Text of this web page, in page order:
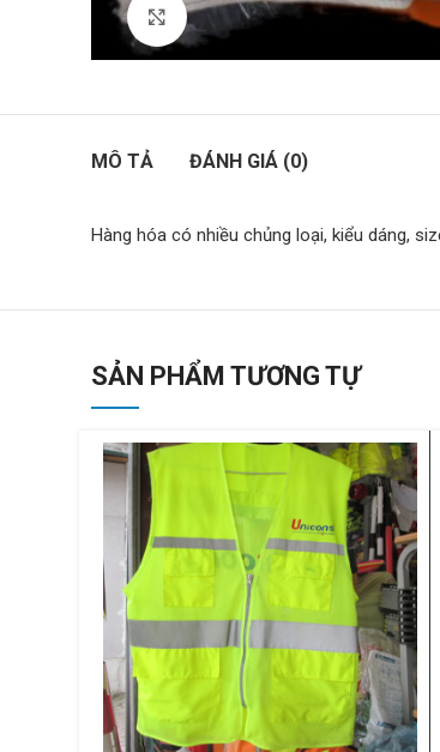
Click to enlarge
MÔ TẢ ĐÁNH GIÁ (0)
Hàng hóa có nhiều chủng loại, kiểu dáng,
SẢN PHẨM TƯƠNG TỰ